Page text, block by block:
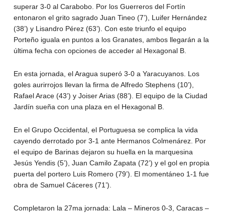
superar 3-0 al Carabobo. Por los Guerreros del Fortín
entonaron el grito sagrado Juan Tineo (7’), Luifer Hernández
(38’) y Lisandro Pérez (63’). Con este triunfo el equipo
Porteño iguala en puntos a los Granates, ambos llegarán a la
última fecha con opciones de acceder al Hexagonal B.
En esta jornada, el Aragua superó 3-0 a Yaracuyanos. Los
goles aurirrojos llevan la firma de Alfredo Stephens (10’),
Rafael Arace (43’) y Joiser Arias (88’). El equipo de la Ciudad
Jardín sueña con una plaza en el Hexagonal B.
En el Grupo Occidental, el Portuguesa se complica la vida
cayendo derrotado por 3-1 ante Hermanos Colmenárez. Por
el equipo de Barinas dejaron su huella en la marquesina
Jesús Yendis (5’), Juan Camilo Zapata (72’) y el gol en propia
puerta del portero Luis Romero (79’). El momentáneo 1-1 fue
obra de Samuel Cáceres (71’).
Completaron la 27ma jornada: Lala – Mineros 0-3, Caracas –